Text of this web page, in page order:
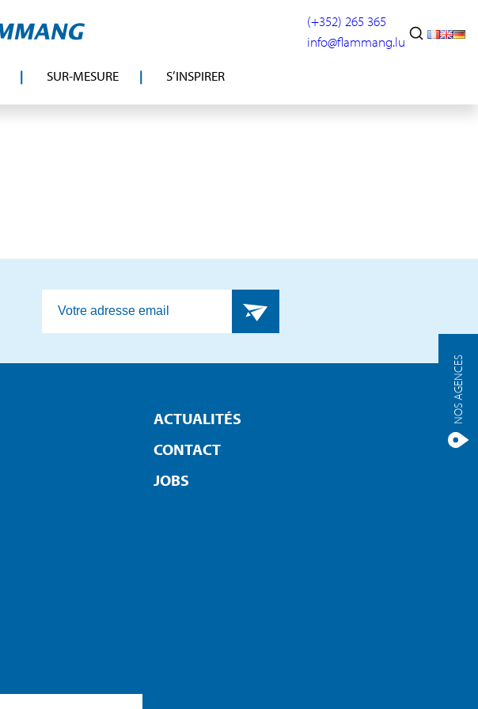
(+352) 265 365
info@flammang.lu
NOS AGENCES
SUR-MESURE S’INSPIRER
ACTUALITÉS
CONTACT
JOBS